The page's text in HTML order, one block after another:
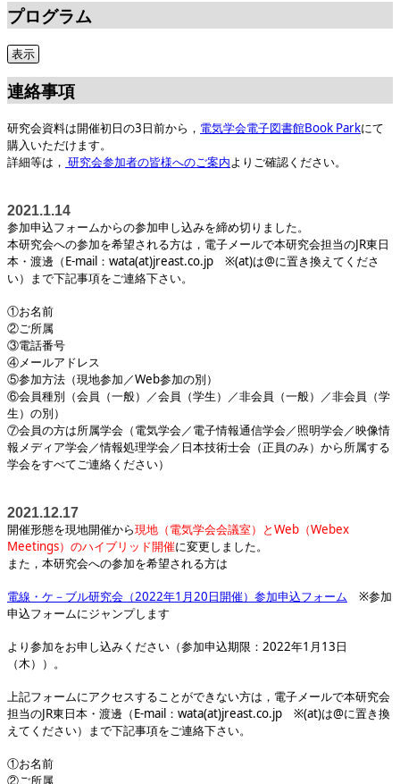
プログラム
連絡事項
研究会資料は開催初日の3日前から， 電気学会電子図書館Book Parkにて
購入いただけます。
詳細等は， 研究会参加者の皆様へのご案内よりご確認ください。
2021.1.14
参加申込フォームからの参加申し込みを締め切りました。
本研究会への参加を希望される方は，電子メールで本研究会担当のJR東日
本・渡邊（E-mail：wata(at)jreast.co.jp ※(at)は@に置き換えてくださ
い）まで下記事項をご連絡下さい。
①お名前
②ご所属
③電話番号
④メールアドレス
⑤参加方法（現地参加／Web参加の別）
⑥会員種別（会員（一般）／会員（学生）／非会員（一般）／非会員（学
生）の別）
⑦会員の方は所属学会（電気学会／電子情報通信学会／照明学会／映像情
報メディア学会／情報処理学会／日本技術士会（正員のみ）から所属する
学会をすべてご連絡ください）
2021.12.17
開催形態を現地開催から現地（電気学会会議室）とWeb（Webex
Meetings）のハイブリッド開催に変更しました。
また，本研究会への参加を希望される方は
電線・ケ－ブル研究会（2022年1月20日開催）参加申込フォーム ※参加
申込フォームにジャンプします
より参加をお申し込みください（参加申込期限：2022年1月13日
（木））。
上記フォームにアクセスすることができない方は，電子メールで本研究会
担当のJR東日本・渡邊（E-mail：wata(at)jreast.co.jp ※(at)は@に置き換
えてください）まで下記事項をご連絡下さい。
①お名前
②ご所属